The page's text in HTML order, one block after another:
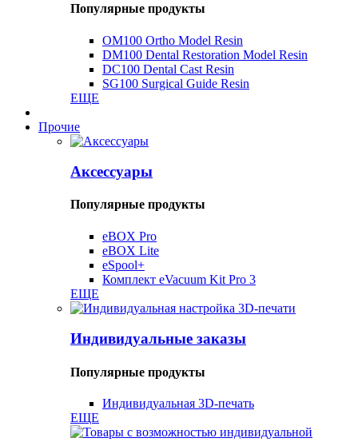
Популярные продукты
OM100 Ortho Model Resin
DM100 Dental Restoration Model Resin
DC100 Dental Cast Resin
SG100 Surgical Guide Resin
ЕЩЕ
Прочие
Аксессуары
Популярные продукты
eBOX Pro
eBOX Lite
eSpool+
Комплект eVacuum Kit Pro 3
ЕЩЕ
Индивидуальные заказы
Популярные продукты
Индивидуальная 3D-печать
ЕЩЕ